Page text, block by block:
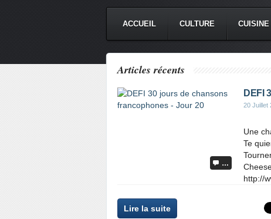
ACCUEIL CULTURE CUISINE
Articles récents
…
DEFI
20 Juillet
Une
Te
http://
Lire la suite